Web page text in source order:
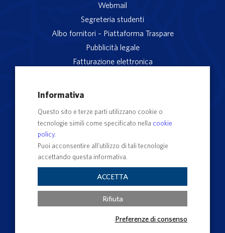
Webmail
Segreteria studenti
Albo fornitori – Piattaforma Traspare
Pubblicità legale
Fatturazione elettronica
Servizio reclami
Sedi e Poli
Contatti e PEC
Albo Ufficiale di Ateneo
Impostazioni dei cookie
Informativa
Questo sito e terze parti utilizzano cookie o
tecnologie simili come specificato nella cookie
policy.
Puoi acconsentire all’utilizzo di tali tecnologie
accettando questa informativa.
ACCETTA
Rifiuta
Preferenze di consenso